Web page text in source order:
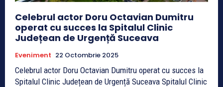
Celebrul actor Doru Octavian Dumitru
operat cu succes la Spitalul Clinic
Județean de Urgență Suceava
Eveniment 22 Octombrie 2025
Celebrul actor Doru Octavian Dumitru operat cu succes la
Spitalul Clinic Județean de Urgență Suceava Spitalul Clinic